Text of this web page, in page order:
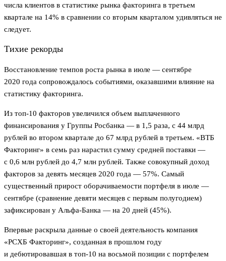
числа клиентов в статистике рынка факторинга в третьем
квартале на 14% в сравнении со вторым кварталом удивляться не
следует.
Тихие рекорды
Восстановление темпов роста рынка в июле — сентябре
2020 года сопровождалось событиями, оказавшими влияние на
статистику факторинга.
Из топ-10 факторов увеличился объем выплаченного
финансирования у Группы Росбанка — в 1,5 раза, с 44 млрд
рублей во втором квартале до 67 млрд рублей в третьем. «ВТБ
Факторинг» в семь раз нарастил сумму средней поставки —
с 0,6 млн рублей до 4,7 млн рублей. Также совокупный доход
факторов за девять месяцев 2020 года — 57%. Самый
существенный прирост оборачиваемости портфеля в июле —
сентябре (сравнение девяти месяцев с первым полугодием)
зафиксирован у Альфа-Банка — на 20 дней (45%).
Впервые раскрыла данные о своей деятельность компания
«РСХБ Факторинг», созданная в прошлом году
и дебютировавшая в топ-10 на восьмой позиции с портфелем